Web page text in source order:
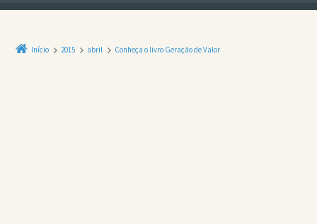
Início 2015 abril Conheça o livro Geração de Valor